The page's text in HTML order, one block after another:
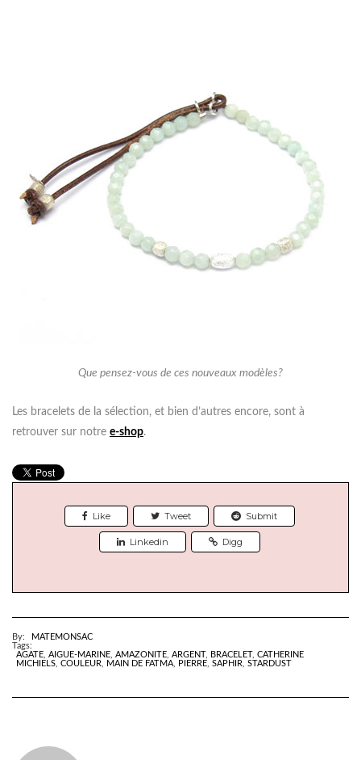
Que pensez-vous de ces nouveaux modèles?
Les bracelets de la sélection, et bien d’autres encore, sont à
retrouver sur notre e-shop.
Like Tweet Submit
Linkedin Digg
By:
MATEMONSAC
Tags:
AGATE AIGUE-MARINE AMAZONITE ARGENT, BRACELET, CATHERINE
MICHIELS COULEUR MAIN DE FATMA PIERRE SAPHIR STARDUST